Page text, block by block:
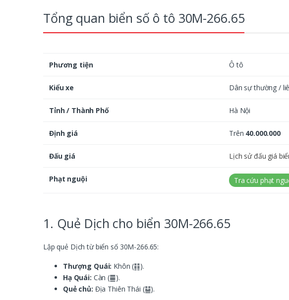
Tổng quan biển số ô tô 30M-266.65
Phương tiện Ô tô
Kiểu xe Dân sự thường /
Tỉnh / Thành Phố Hà Nội
Định giá Trên 40.000.000
Đấu giá Lịch sử đấu giá
Phạt nguội Tra cứu phạt
1. Quẻ Dịch cho biển 30M-266.65
Lập quẻ Dịch từ biển số 30M-266.65:
Thượng Quái: Khôn (䷁).
Hạ Quái: Càn (䷀).
Quẻ chủ: Địa Thiên Thái (䷊).